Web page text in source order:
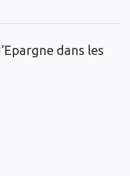
dans les